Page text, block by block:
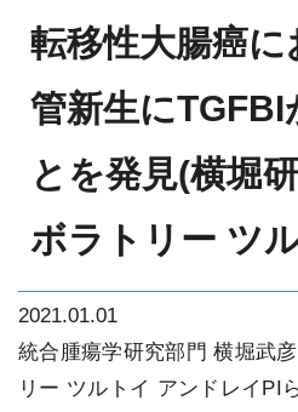
転移性大腸癌
管新生にTGFBI
とを発見(横堀
ボラトリー ツ
2021.01.01
統合腫瘍学研究部門 横堀武
リー ツルトイ アンドレイPI